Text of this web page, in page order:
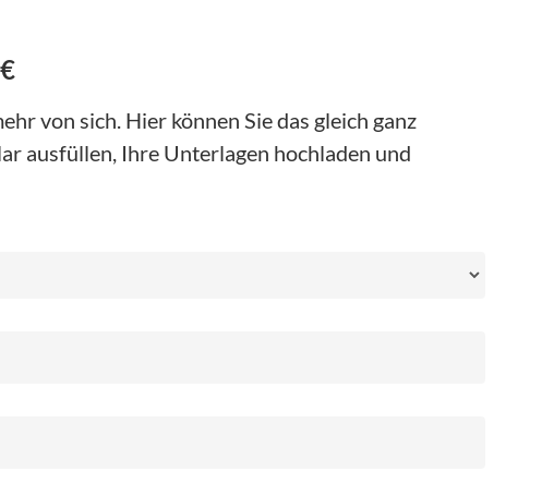
von sich. Hier können Sie das gleich ganz
ausfüllen, Ihre Unterlagen hochladen und